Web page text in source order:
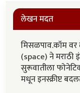
लेखन मदत
मिसळपाव.कॉम
(space) ने मराठी
सुरूवातीला
मधून इनस्क्रीप्ट